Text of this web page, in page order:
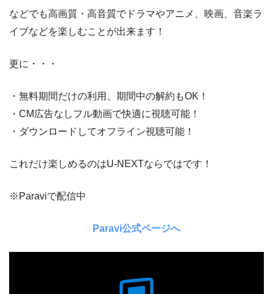
などでも高画質・高音質でドラマやアニメ、映画、音楽ラ
イブなどを楽しむことが出来ます！
更に・・・
・無料期間だけの利用、期間中の解約もOK！
・CM広告なしフル動画で快適に視聴可能！
・ダウンロードしてオフライン視聴可能！
これだけ楽しめるのはU-NEXTならではです！
※Paraviで配信中
Paravi公式ページへ